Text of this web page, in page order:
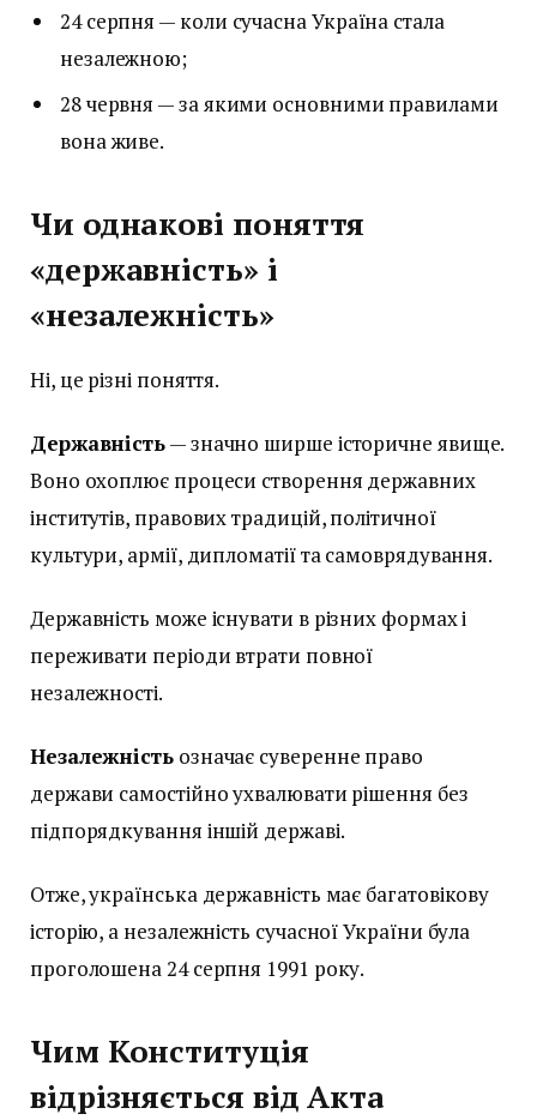
24 серпня — коли сучасна Україна стала
незалежною;
28 червня — за якими основними правилами
вона живе.
Чи однакові поняття
«державність» і
«незалежність»
Ні, це різні поняття.
Державність— значно ширше історичне явище.
Воно охоплює процеси створення державних
інститутів, правових традицій, політичної
культури, армії, дипломатії та самоврядування.
Державність може існувати в різних формах і
переживати періоди втрати повної
незалежності.
Незалежністьозначає суверенне право
держави самостійно ухвалювати рішення без
підпорядкування іншій державі.
Отже, українська державність має багатовікову
історію, а незалежність сучасної України була
проголошена 24 серпня 1991 року.
Чим Конституція
відрізняється від Акта